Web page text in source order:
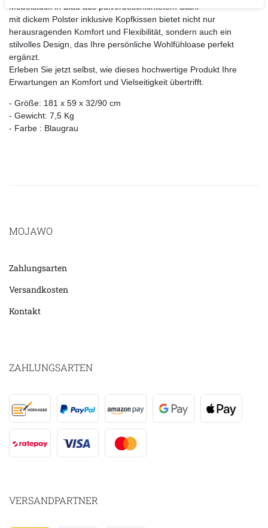
Möbelstück in Blau aus pulverbeschichtetem Stahl
mit dickem Polster inklusive Kopfkissen bietet nicht nur
herausragenden Komfort und Flexibilität, sondern auch ein
stilvolles Design, das Ihre persönliche Wohlfühloase perfekt
ergänzt.
Erleben Sie jetzt selbst, wie dieses hochwertige Produkt Ihre
Erwartungen an Komfort und Vielseitigkeit übertrifft.
- Größe: 181 x 59 x 32/90 cm
- Gewicht: 7,5 Kg
- Farbe : Blaugrau
MOJAWO
Zahlungsarten
Versandkosten
Kontakt
ZAHLUNGSARTEN
VERSANDPARTNER